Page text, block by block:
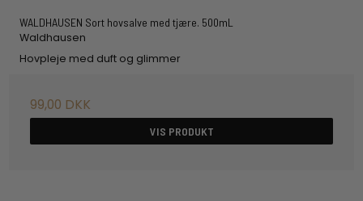
WALDHAUSEN Sort hovsalve med tjære. 500mL
Waldhausen
Hovpleje med duft og glimmer
99,00 DKK
VIS PRODUKT